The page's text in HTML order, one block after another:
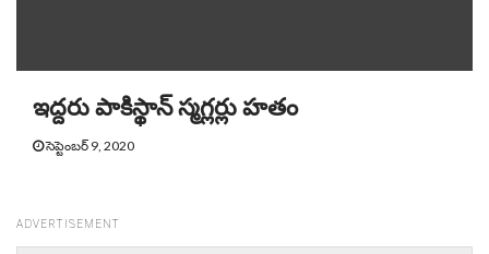
ఇద్దరు పాకిస్థాన్ స్మగ్లర్లు హతం
సెప్టెంబర్ 9, 2020
ADVERTISEMENT